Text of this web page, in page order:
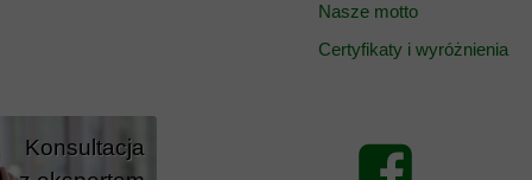
Nasze motto
Certyfikaty i wyróżnienia
Konsultacja